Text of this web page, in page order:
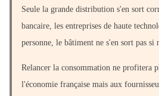
Seule la grande distribution s'en sort
bancaire, les entreprises de haute
personne, le bâtiment ne s'en sort pas si
Relancer la consommation ne profitera
l'économie française mais aux